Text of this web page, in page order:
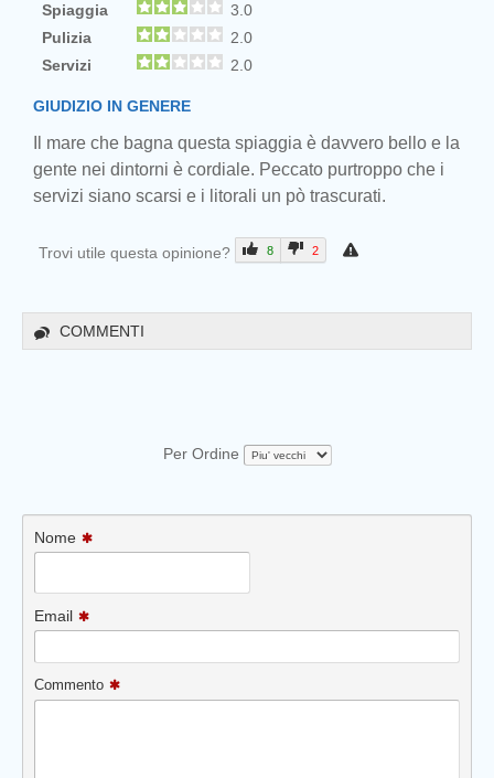
Spiaggia
3.0
Pulizia
2.0
Servizi
2.0
GIUDIZIO IN GENERE
Il mare che bagna questa spiaggia è davvero bello e la
gente nei dintorni è cordiale. Peccato purtroppo che i
servizi siano scarsi e i litorali un pò trascurati.
Trovi utile questa opinione? 8 2
COMMENTI
Per Ordine
Nome
Email
Commento